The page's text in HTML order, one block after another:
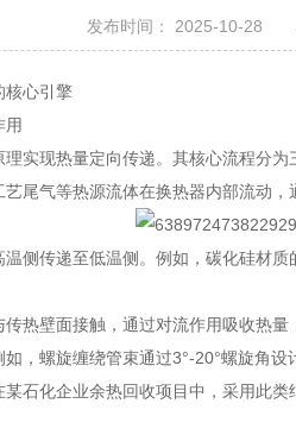
发布时间： 2025-10-28
核心引擎
用
实现热量定向传递。其核心流程分为
尾气等热源流体在换热器内部流动
侧传递至低温侧。例如，碳化硅材
热壁面接触，通过对流作用吸收热量
，螺旋缠绕管束通过3°-20°螺旋角
石化企业余热回收项目中，采用此